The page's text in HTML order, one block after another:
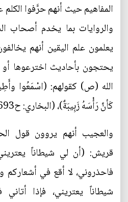
المفاهيم حيث أنهم حرَّفوا الكلم
والروايات بما يخدم أصحاب
يعلمون علم اليقين أنهم
يحتجون بأحاديث اخترعوها
الله (ص) كقولهم: (اسْمَعُوا
كَأنَّ رَأْسَهُ زَبِيبَةٌ)، (البخاري: ح693)
والعجيب أنهم يروون قول
قريش: (أن لي شيطاناً
فاحذروني، لا أقع في أشعاركم
شيطاناً يعتريني، فإذا